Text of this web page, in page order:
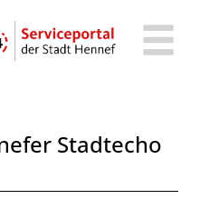
Stadtecho